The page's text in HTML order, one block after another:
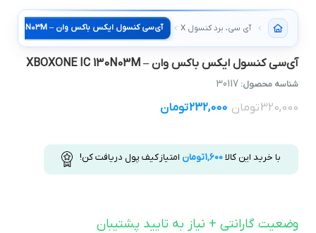
آی سی، برد کنسول XBOX
آی‌سی کنسول ایکس باکس وان – XBOXONE IC 130N03M
شناسه محصول: 30117
320,000تومان 232,000تومان
با خرید این کالا1,600تومان امتیاز کیف پول دریافت کن!
وضعیت گارانتی + نیاز به تایید پشتیبان